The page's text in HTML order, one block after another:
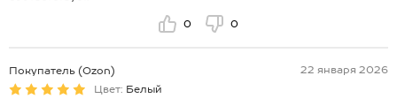
0 0
Покупатель (Ozon)
22 января 2026
Цвет: Белый